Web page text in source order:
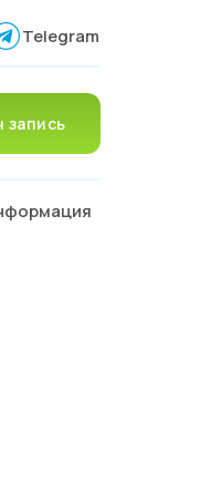
запись
Telegram